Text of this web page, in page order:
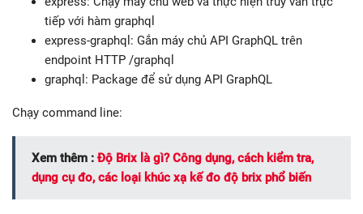
tiếp với hàm graphql
express-graphql: Gắn máy chủ API GraphQL trên
endpoint HTTP /graphql
graphql: Package để sử dụng API GraphQL
Chạy command line:
Xem thêm : Độ Brix là gì? Công dụng, cách kiểm tra,
dụng cụ đo, các loại khúc xạ kế đo độ brix phổ biến